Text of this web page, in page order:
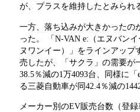
が、プラスを維持したとみられ
一方、落ち込みが大きかったの
った。
「N-VAN e:（エヌバン
ヌワンイー）」をラインアップ
売したが、「サクラ」の需要が
38.5％減の1万4093台、同様に
る三菱自動車が同42.4％減の
メーカー別のEV販売台数（登録